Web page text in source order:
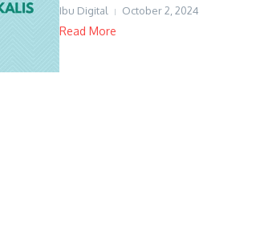
Ibu Digital October 2, 2024
Read More